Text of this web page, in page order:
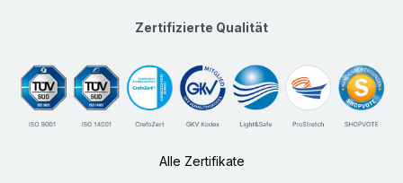
Zertifizierte Qualität
Alle Zertifikate